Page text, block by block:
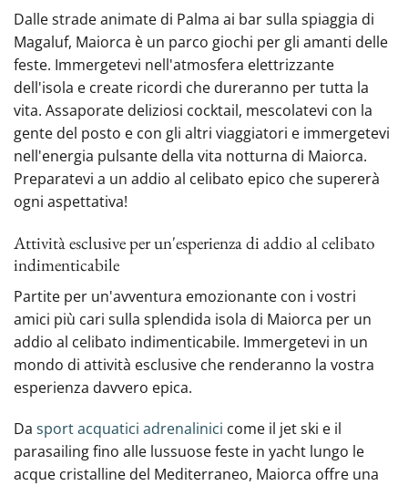
Dalle strade animate di Palma ai bar sulla spiaggia di
Magaluf, Maiorca è un parco giochi per gli amanti delle
feste. Immergetevi nell'atmosfera elettrizzante
dell'isola e create ricordi che dureranno per tutta la
vita. Assaporate deliziosi cocktail, mescolatevi con la
gente del posto e con gli altri viaggiatori e immergetevi
nell'energia pulsante della vita notturna di Maiorca.
Preparatevi a un addio al celibato epico che supererà
ogni aspettativa!
Attività esclusive per un'esperienza di addio al celibato
indimenticabile
Partite per un'avventura emozionante con i vostri
amici più cari sulla splendida isola di Maiorca per un
addio al celibato indimenticabile. Immergetevi in un
mondo di attività esclusive che renderanno la vostra
esperienza davvero epica.
Da ‍ sport acquatici adrenalinici come il jet ski e il
parasailing fino alle lussuose feste in yacht lungo le
acque cristalline del Mediterraneo, Maiorca offre una